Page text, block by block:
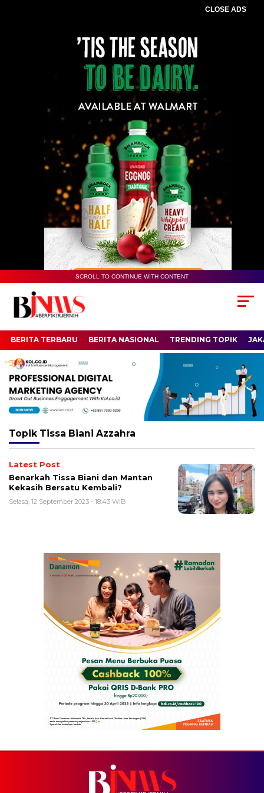
CLOSE ADS
SCROLL TO CONTINUE WITH CONTENT
BERITA TERBARU BERITA NASIONAL TRENDING TOPIK
Topik Tissa Biani Azzahra
Latest Post
Benarkah Tissa Biani dan Mantan
Kekasih Bersatu Kembali?
Selasa, 12 September 2023 - 18:43 WIB